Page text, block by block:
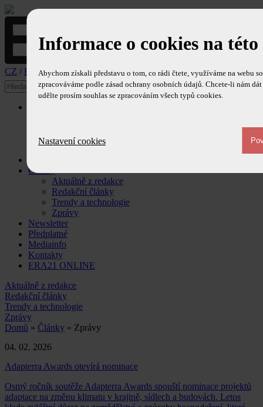
CZ / EN
Redakční rada
Články
Aktuálně z redakce
Redakční články
Trendy a technologie
Zprávy
Newsletter
Předplatné
Mediainfo
Kontakty
ERA21 ONLINE
Aktuálně z redakce
Redakční články
Trendy a technologie
Zprávy
Domů » Články » Zprávy
04. 02. 2026
Adapterra Awards otevírá nominace
Osmý ročník soutěže Adapterra Awards spouští nominace projektů
adaptace na změnu klimatu v krajině, sídlech a budovách. Letos
Informace o cookies na této
Abychom získali představu o tom, co rádi čtete, využíváme na webu
zpracováváme podle zásad ochrany osobních údajů. Chcete-li nám
udělte prosím souhlas se zpracováním všech typů cookies.
Nastavení cookies